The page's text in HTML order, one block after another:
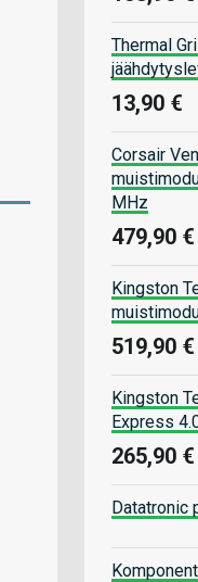
Thermal
13,90 €
Corsair
MHz
479,90 €
Kingston
519,90 €
Kingston
Express
265,90 €
Datatronic